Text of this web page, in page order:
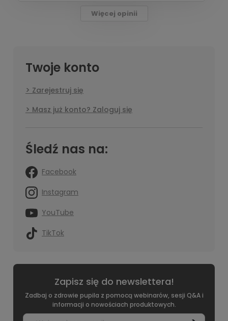
Więcej opinii
Twoje konto
Zarejestruj się
Masz już konto? Zaloguj się
Śledź nas na:
Facebook
Instagram
YouTube
TikTok
Zapisz się do newslettera!
Zadbaj o zdrowie pupila z pomocą webinarów, sesji Q&A i
informacji o nowościach produktowych.